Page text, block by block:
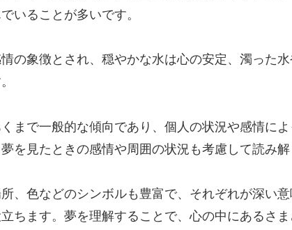
いることが多いです。
情の象徴とされ、穏やかな水は心の安定、濁った
まで一般的な傾向であり、個人の状況や感情によ
を見たときの感情や周囲の状況も考慮して読み解
、色などのシンボルも豊富で、それぞれが深い
ちます。夢を理解することで、心の中にあるさ